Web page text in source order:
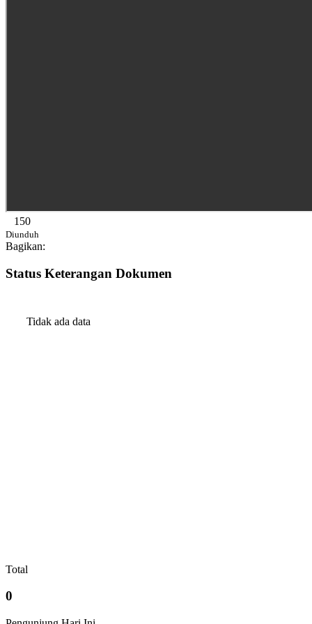
150
Diunduh
Bagikan:
Status Keterangan Dokumen
Tidak ada data
Total
0